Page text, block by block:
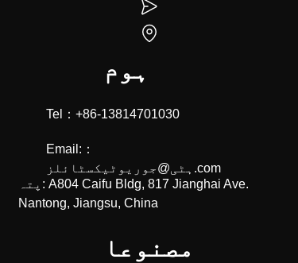
ہوم
مصنوعا
Tel：+86-13814701030
Email:：
ہٹی@جوریوٹیکسٹائلز.com
پتہ: A804 Caifu Bldg, 817 Jianghai Ave.
Nantong, Jiangsu, China